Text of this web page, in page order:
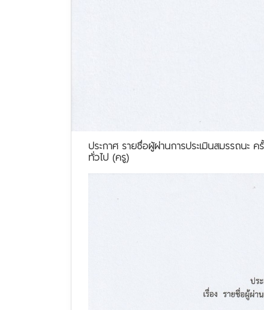
ประกาศ รายชื่อผู้ผ่านการประเมินสมรรถนะ
ทั่วไป (ครู)